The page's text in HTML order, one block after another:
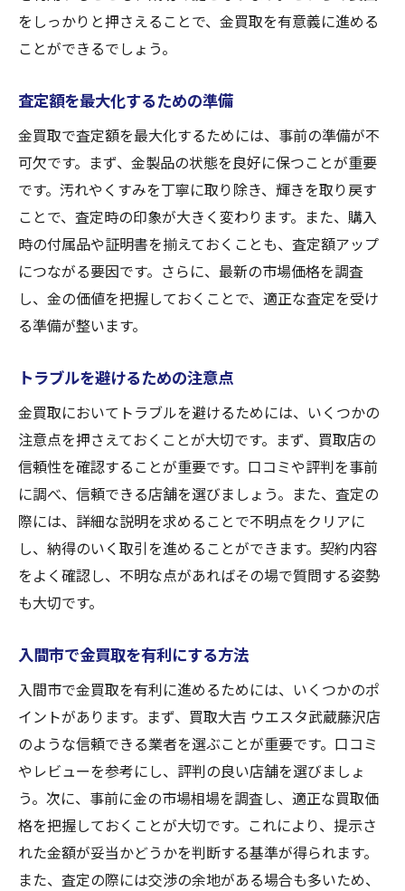
をしっかりと押さえることで、金買取を有意義に進める
ことができるでしょう。
査定額を最大化するための準備
金買取で査定額を最大化するためには、事前の準備が不
可欠です。まず、金製品の状態を良好に保つことが重要
です。汚れやくすみを丁寧に取り除き、輝きを取り戻す
ことで、査定時の印象が大きく変わります。また、購入
時の付属品や証明書を揃えておくことも、査定額アップ
につながる要因です。さらに、最新の市場価格を調査
し、金の価値を把握しておくことで、適正な査定を受け
る準備が整います。
トラブルを避けるための注意点
金買取においてトラブルを避けるためには、いくつかの
注意点を押さえておくことが大切です。まず、買取店の
信頼性を確認することが重要です。口コミや評判を事前
に調べ、信頼できる店舗を選びましょう。また、査定の
際には、詳細な説明を求めることで不明点をクリアに
し、納得のいく取引を進めることができます。契約内容
をよく確認し、不明な点があればその場で質問する姿勢
も大切です。
入間市で金買取を有利にする方法
入間市で金買取を有利に進めるためには、いくつかのポ
イントがあります。まず、買取大吉 ウエスタ武蔵藤沢店
のような信頼できる業者を選ぶことが重要です。口コミ
やレビューを参考にし、評判の良い店舗を選びましょ
う。次に、事前に金の市場相場を調査し、適正な買取価
格を把握しておくことが大切です。これにより、提示さ
れた金額が妥当かどうかを判断する基準が得られます。
また、査定の際には交渉の余地がある場合も多いため、